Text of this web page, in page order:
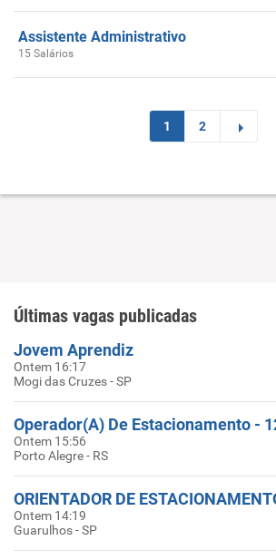
Assistente Administrativo
15 Salários
1 2
Últimas vagas publicadas
Jovem Aprendiz
Ontem 16:17
Mogi das Cruzes - SP
Ontem 15:56
Porto Alegre - RS
ORIENTADOR DE
Ontem 14:19
Guarulhos - SP